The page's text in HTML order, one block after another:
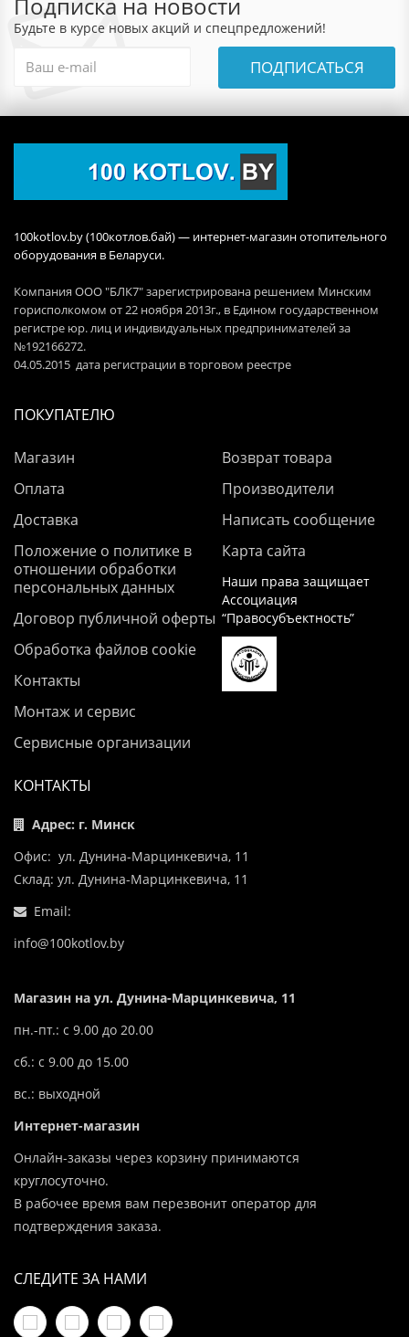
Будьте в курсе новых акций и спецпредложений!
ПОДПИСАТЬСЯ
100kotlov.by (100котлов.бай) — интернет-магазин отопительного
оборудования в Беларуси.
Компания ООО "БЛК7" зарегистрирована решением Минским
горисполкомом от 22 ноября 2013г., в Едином государственном
регистре юр. лиц и индивидуальных предпринимателей за
№192166272.
04.05.2015 дата регистрации в торговом реестре
ПОКУПАТЕЛЮ
Магазин
Оплата
Доставка
Положение о политике в
отношении обработки
персональных данных
Договор публичной оферты
Обработка файлов cookie
Контакты
Монтаж и сервис
Сервисные организации
Возврат товара
Производители
Написать сообщение
Карта сайта
Наши права защищает
Ассоциация
“Правосубъектность”
КОНТАКТЫ
Адрес: г. Минск
Офис: ул. Дунина-Марцинкевича, 11
Склад: ул. Дунина-Марцинкевича, 11
Email:
info@100kotlov.by
Магазин на ул. Дунина-Марцинкевича, 11
пн.-пт.: с 9.00 до 20.00
сб.: с 9.00 до 15.00
вс.: выходной
Интернет-магазин
Онлайн-заказы через корзину принимаются
круглосуточно.
В рабочее время вам перезвонит оператор для
подтверждения заказа.
СЛЕДИТЕ ЗА НАМИ